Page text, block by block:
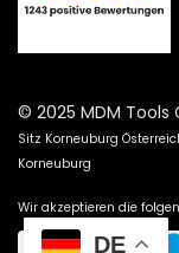
© 2025 MDM Tools
Sitz Korneuburg
Korneuburg
Wir akzeptieren die
DE